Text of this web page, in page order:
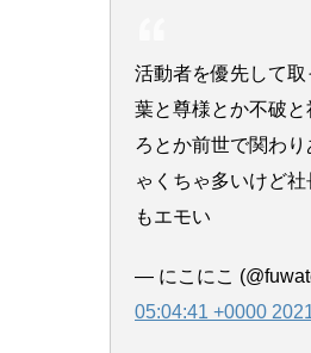
活動者を優先して
葉と尊様とか不破
ろとか前世で関わ
ゃくちゃ多いけど
もエモい
— にこにこ
05:04:41 +0000